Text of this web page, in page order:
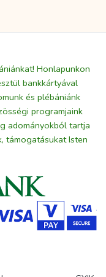
Honlapunkon
bankkártyával
és plébániánk
programjaink
adományokból tartja
támogatásukat Isten